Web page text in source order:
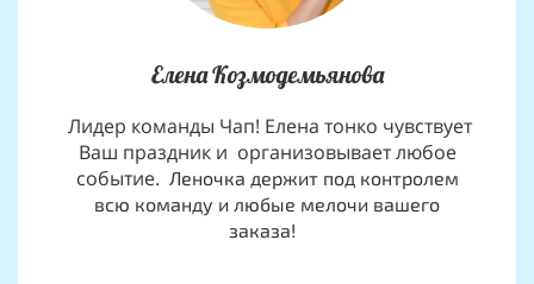
Елена Козмодемьянова
Лидер команды Чап! Елена тонко чувствует
Ваш праздник и организовывает любое
событие. Леночка держит под контролем
всю команду и любые мелочи вашего
заказа!